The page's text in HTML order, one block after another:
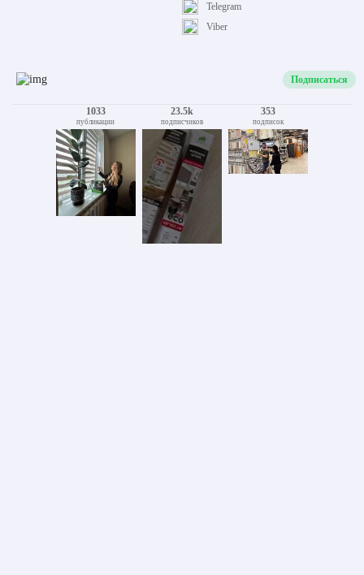
Viber
Telegram
Подписаться
1033
публикации
23.5k
подписчиков
353
подписок